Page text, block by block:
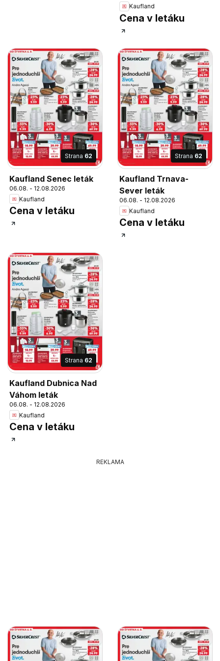
Kaufland
Cena v letáku
Strana 62
Kaufland Senec leták
06.08. - 12.08.2026
Kaufland
Cena v letáku
Strana 62
Kaufland Trnava-
Sever leták
06.08. - 12.08.2026
Kaufland
Cena v letáku
Strana 62
Kaufland Dubnica Nad
Váhom leták
06.08. - 12.08.2026
Kaufland
Cena v letáku
REKLAMA